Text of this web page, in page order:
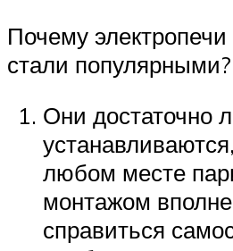
Почему
стали популярными?
Они достаточно
любом месте
монтажом
справиться